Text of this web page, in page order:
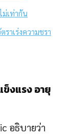
ม่เท่ากัน
ราเร่งความชรา
ข็งแรงอายุ
อธิบายว่า